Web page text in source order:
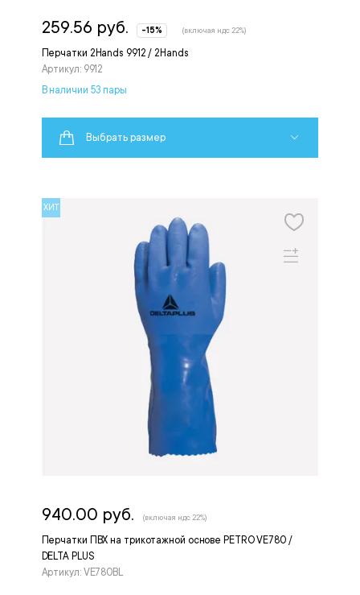
Перчатки 2Hands 9912 / 2Hands
Артикул: 9912
259.56 руб. -15% (включая ндс 22%)
В наличии 53 пары
Выбрать размер
ХИТ
Перчатки ПВХ на трикотажной основе PETRO VE780 /
DELTA PLUS
Артикул: VE780BL
940.00 руб. (включая ндс 22%)